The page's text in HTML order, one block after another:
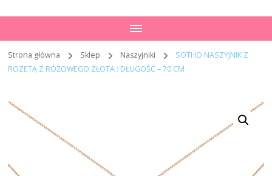
Strona główna Sklep Naszyjniki
SOTHO NASZYJNIK Z
ROZETĄ Z RÓŻOWEGO ZŁOTA : DŁUGOŚĆ – 70 CM